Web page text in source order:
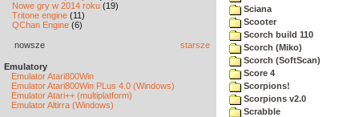
Nowe gry w 2014 roku (19)
Tritone engine (11)
QChan Engine (6)
nowsze starsze
Emulatory
Emulator Atari800Win
Emulator Atari800Win PLus 4.0 (Windows)
Emulator Atari++ (multiplatform)
Emulator Altirra (Windows)
Sciana
Scooter
Scorch build 110
Scorch (Miko)
Scorch (SoftScan)
Score 4
Scorpions!
Scorpions v2.0
Scrabble